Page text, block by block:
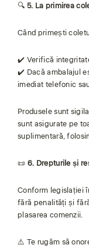
🔍 5. La primirea
Când primești
✔️ Verifică
✔️ Dacă ambalajul
imediat telefonic
Produsele sunt
sunt asigurate pe
suplimentară,
📜 6. Drepturile și
Conform legislației
fără penalități și
plasarea comenzii.
⚠️ Te rugăm să